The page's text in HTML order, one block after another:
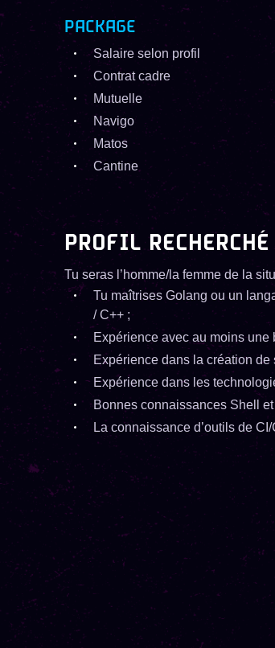
PACKAGE
Salaire selon profil
Contrat cadre
Mutuelle
Navigo
Matos
Cantine
PROFIL RECHERCHÉ
Tu seras l’homme/la femme de la
Tu maîtrises Golang ou un
/ C++ ;
Expérience avec au moins
Expérience dans la création
Expérience dans les
Bonnes connaissances Shell et
La connaissance d’outils de